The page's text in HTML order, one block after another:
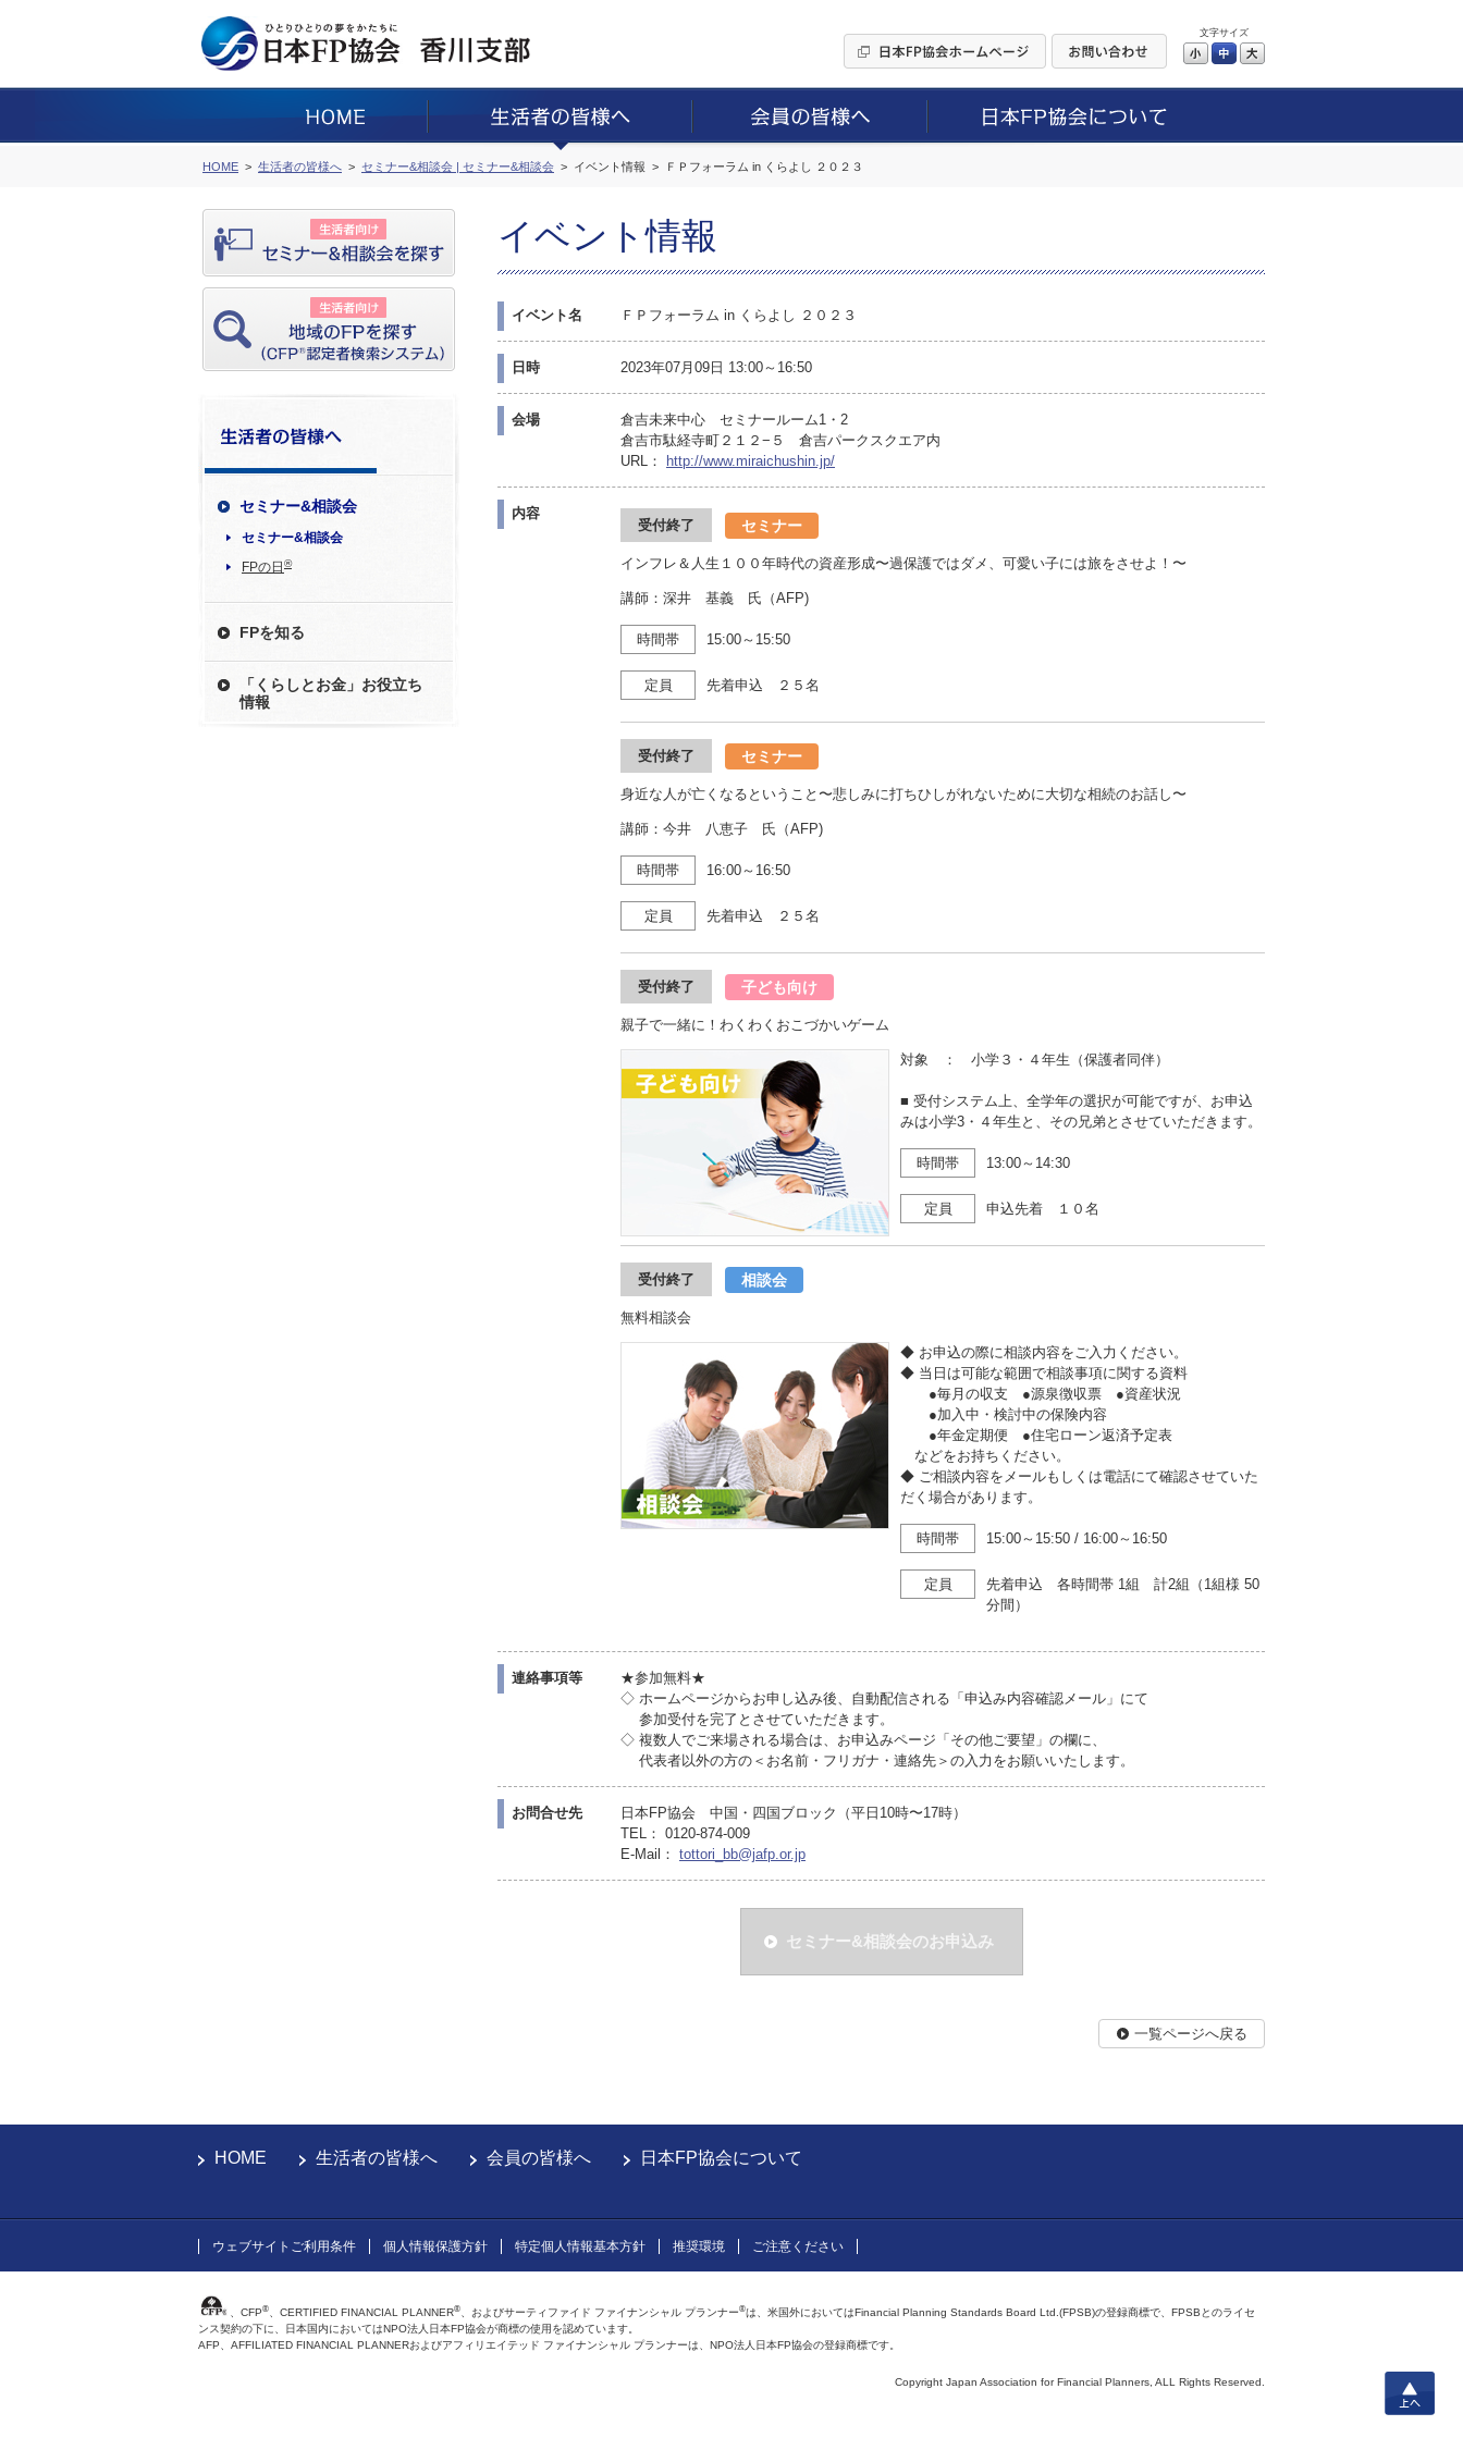
文字サイズ
小 中
HOME 生活者の皆様へ セミナー&相談会 | セミナー&相談会 イベント情報 ＦＰフォーラム in くらよし ２０２３
セミナー&相談会
セミナー&相談会
FPの日 ®
FPを知る
「くらしとお金」お役立ち
情報
イベント情報
イベント名 ＦＰフォーラム in くらよし ２０２３
日時 2023年07月09日 13:00～16:50
会場
倉吉未来中心 セミナールーム1・2
倉吉市駄経寺町２１２−５ 倉吉パークスクエア内
URL：
http://www.miraichushin.jp/
内容
受付終了 セミナー
インフレ＆人生１００年時代の資産形成〜過保護ではダメ、可愛い子には旅をさせよ！〜
講師：深井 基義 氏（AFP)
時間帯 15:00～15:50
定員 先着申込 ２５名
受付終了 セミナー
身近な人が亡くなるということ〜悲しみに打ちひしがれないために大切な相続のお話し〜
講師：今井 八恵子 氏（AFP)
時間帯 16:00～16:50
定員 先着申込 ２５名
受付終了 子ども向け
親子で一緒に！わくわくおこづかいゲーム
対象 ： 小学３・４年生（保護者同伴）
■ 受付システム上、全学年の選択が可能ですが、お申込
みは小学3・４年生と、その兄弟とさせていただきます。
時間帯 13:00～14:30
定員 申込先着 １０名
受付終了 相談会
無料相談会
◆ お申込の際に相談内容をご入力ください。
◆ 当日は可能な範囲で相談事項に関する資料
●毎月の収支 ●源泉徴収票 ●資産状況
●加入中・検討中の保険内容
●年金定期便 ●住宅ローン返済予定表
などをお持ちください。
◆ ご相談内容をメールもしくは電話にて確認させていた
だく場合があります。
時間帯 15:00～15:50 / 16:00～16:50
定員
先着申込 各時間帯 1組 計2組（1組様 50
分間）
連絡事項等
★参加無料★
◇ ホームページからお申し込み後、自動配信される「申込み内容確認メール」にて
参加受付を完了とさせていただきます。
◇ 複数人でご来場される場合は、お申込みページ「その他ご要望」の欄に、
代表者以外の方の＜お名前・フリガナ・連絡先＞の入力をお願いいたします。
お問合せ先
日本FP協会 中国・四国ブロック（平日10時〜17時）
TEL： 0120-874-009
E-Mail： tottori_bb@jafp.or.jp
セミナー&相談会のお申込み
一覧ページへ戻る
上へ
HOME 生活者の皆様へ 会員の皆様へ 日本FP協会について
ウェブサイトご利用条件 個人情報保護方針 特定個人情報基本方針 推奨環境 ご注意ください
、CFP® 、CERTIFIED FINANCIAL PLANNER® 、およびサーティファイド ファイナンシャル プランナー®は、米国外においてはFinancial Planning Standards Board Ltd.(FPSB)の登録商標で、FPSBとのライセ
ンス契約の下に、日本国内においてはNPO法人日本FP協会が商標の使用を認めています。
AFP、AFFILIATED FINANCIAL PLANNERおよびアフィリエイテッド ファイナンシャル プランナーは、NPO法人日本FP協会の登録商標です。
Copyright Japan Association for Financial Planners, ALL Rights Reserved.